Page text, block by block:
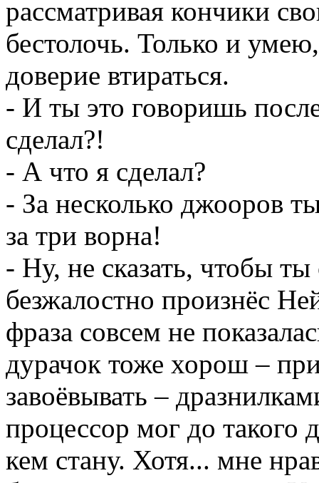
рассматривая кончики
бестолочь. Только и
доверие втираться.
- И ты это говоришь
сделал?!
- А что я сделал?
- За несколько джооров
за три ворна!
- Ну, не сказать, чтобы
безжалостно произнёс
фраза совсем не
дурачок тоже хорош –
завоёвывать –
процессор мог до такого
кем стану. Хотя... мне